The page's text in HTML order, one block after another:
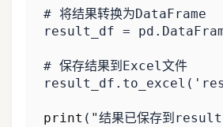
# 将结果转换为DataFrame
result_df = pd .
# 保存结果到Excel文件
result_df . to_excel (
print ( "结果已保存到